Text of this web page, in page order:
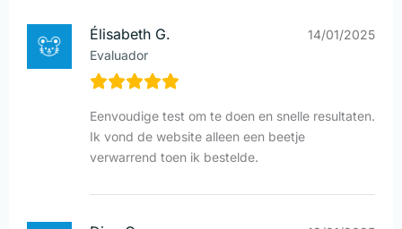
Élisabeth G.
Evaluador
14/01/2025
Eenvoudige test om te doen en snelle resultaten.
Ik vond de website alleen een beetje
verwarrend toen ik bestelde.